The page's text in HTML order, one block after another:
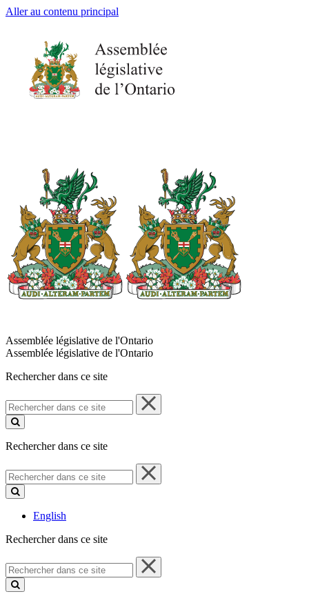
Aller au contenu principal
Assemblée législative de l'Ontario
Assemblée législative de l'Ontario
Rechercher dans ce site
Rechercher
dans
ce
Rechercher dans ce site
Rechercher
dans
ce
English
Rechercher dans ce site
Rechercher
dans
ce